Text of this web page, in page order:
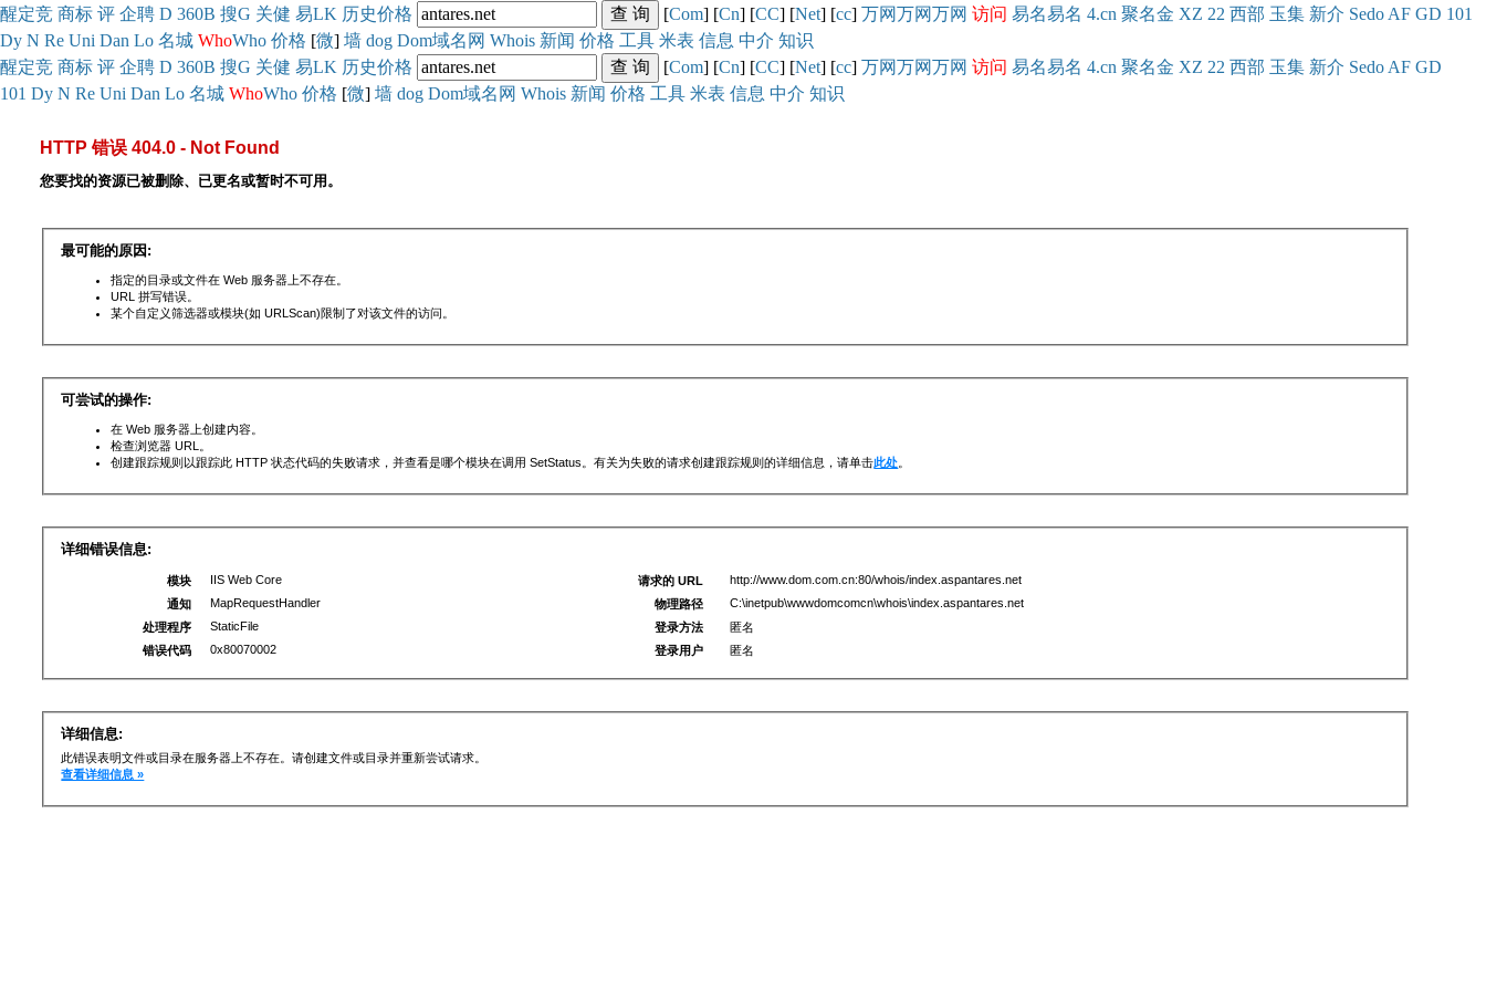
醒定竞 商标 评 企聘 D 360B 搜G 关健 易LK 历史价格 [Com] [Cn] [CC] [Net] [cc] 万网万网万网 访问 易名易名 4.cn 聚名金 XZ 22 西部 玉集 新介 Sedo AF GD 101
Dy N Re Uni Dan Lo 名城 WhoWho 价格 [微] 墙 dog Dom域名网 Whois 新闻 价格 工具 米表 信息 中介 知识